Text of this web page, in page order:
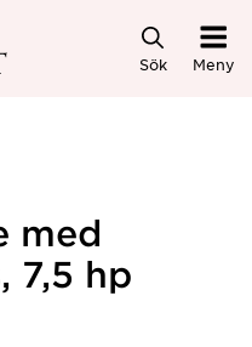
Sök Meny
med
7,5 hp